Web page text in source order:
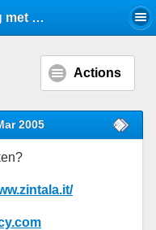
Iemand ervaring met deze merken? - Schoenen - Stijlforum
Actions
2005